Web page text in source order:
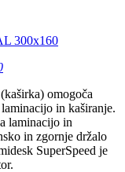
omogoča
in kaširanje.
laminacijo in
in zgornje držalo
SuperSpeed je